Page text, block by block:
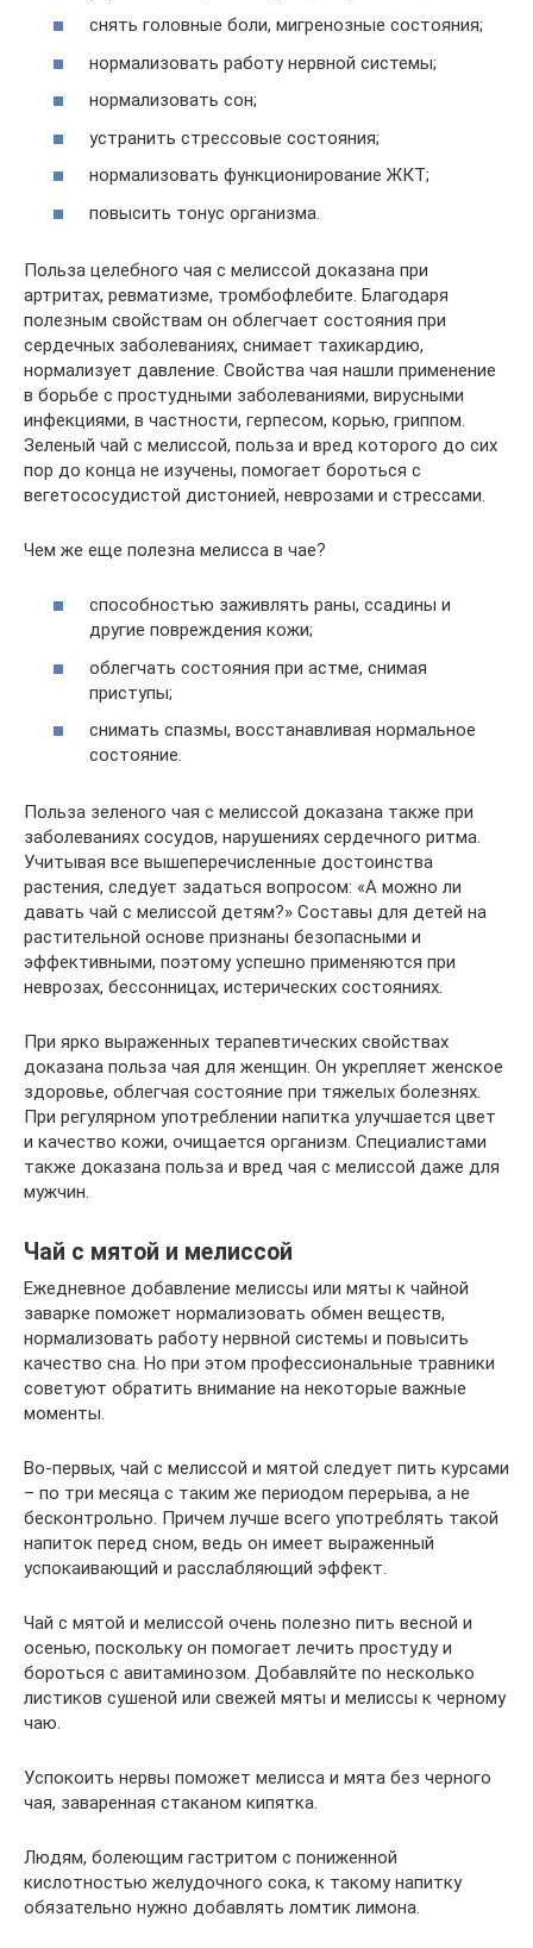
снять головные боли, мигренозные состояния;
нормализовать работу нервной системы;
нормализовать сон;
устранить стрессовые состояния;
нормализовать функционирование ЖКТ;
повысить тонус организма.
Польза целебного чая с мелиссой доказана при
артритах, ревматизме, тромбофлебите. Благодаря
полезным свойствам он облегчает состояния при
сердечных заболеваниях, снимает тахикардию,
нормализует давление. Свойства чая нашли применение
в борьбе с простудными заболеваниями, вирусными
инфекциями, в частности, герпесом, корью, гриппом.
Зеленый чай с мелиссой, польза и вред которого до сих
пор до конца не изучены, помогает бороться с
вегетососудистой дистонией, неврозами и стрессами.
Чем же еще полезна мелисса в чае?
способностью заживлять раны, ссадины и
другие повреждения кожи;
облегчать состояния при астме, снимая
приступы;
снимать спазмы, восстанавливая нормальное
состояние.
Польза зеленого чая с мелиссой доказана также при
заболеваниях сосудов, нарушениях сердечного ритма.
Учитывая все вышеперечисленные достоинства
растения, следует задаться вопросом: «А можно ли
давать чай с мелиссой детям?» Составы для детей на
растительной основе признаны безопасными и
эффективными, поэтому успешно применяются при
неврозах, бессонницах, истерических состояниях.
При ярко выраженных терапевтических свойствах
доказана польза чая для женщин. Он укрепляет женское
здоровье, облегчая состояние при тяжелых болезнях.
При регулярном употреблении напитка улучшается цвет
и качество кожи, очищается организм. Специалистами
также доказана польза и вред чая с мелиссой даже для
мужчин.
Чай с мятой и мелиссой
Ежедневное добавление мелиссы или мяты к чайной
заварке поможет нормализовать обмен веществ,
нормализовать работу нервной системы и повысить
качество сна. Но при этом профессиональные травники
советуют обратить внимание на некоторые важные
моменты.
Во-первых, чай с мелиссой и мятой следует пить курсами
– по три месяца с таким же периодом перерыва, а не
бесконтрольно. Причем лучше всего употреблять такой
напиток перед сном, ведь он имеет выраженный
успокаивающий и расслабляющий эффект.
Чай с мятой и мелиссой очень полезно пить весной и
осенью, поскольку он помогает лечить простуду и
бороться с авитаминозом. Добавляйте по несколько
листиков сушеной или свежей мяты и мелиссы к черному
чаю.
Успокоить нервы поможет мелисса и мята без черного
чая, заваренная стаканом кипятка.
Людям, болеющим гастритом с пониженной
кислотностью желудочного сока, к такому напитку
обязательно нужно добавлять ломтик лимона.